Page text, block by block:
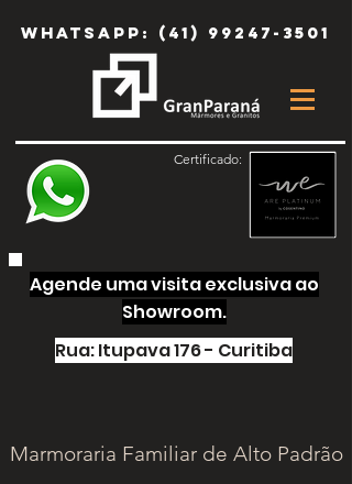
Whatsapp: (41) 99247-3501
Certificado:
Agende uma visita exclusiva ao
Showroom.
Rua: Itupava 176 - Curitiba
Marmoraria Familiar de Alto Padrão